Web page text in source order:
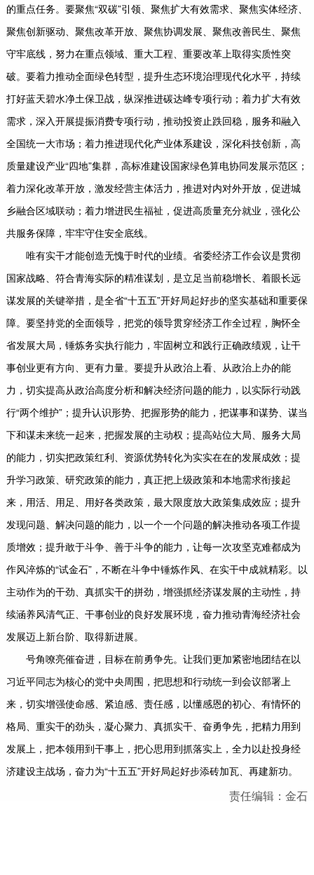
的重点任务。要聚焦“双碳”引领、聚焦扩大有效需求、聚焦实体经济、
聚焦创新驱动、聚焦改革开放、聚焦协调发展、聚焦改善民生、聚焦
守牢底线，努力在重点领域、重大工程、重要改革上取得实质性突
破。要着力推动全面绿色转型，提升生态环境治理现代化水平，持续
打好蓝天碧水净土保卫战，纵深推进碳达峰专项行动；着力扩大有效
需求，深入开展提振消费专项行动，推动投资止跌回稳，服务和融入
全国统一大市场；着力推进现代化产业体系建设，深化科技创新，高
质量建设产业“四地”集群，高标准建设国家绿色算电协同发展示范区；
着力深化改革开放，激发经营主体活力，推进对内对外开放，促进城
乡融合区域联动；着力增进民生福祉，促进高质量充分就业，强化公
共服务保障，牢牢守住安全底线。
唯有实干才能创造无愧于时代的业绩。省委经济工作会议是贯彻
国家战略、符合青海实际的精准谋划，是立足当前稳增长、着眼长远
谋发展的关键举措，是全省“十五五”开好局起好步的坚实基础和重要保
障。要坚持党的全面领导，把党的领导贯穿经济工作全过程，胸怀全
省发展大局，锤炼务实执行能力，牢固树立和践行正确政绩观，让干
事创业更有方向、更有力量。要提升从政治上看、从政治上办的能
力，切实提高从政治高度分析和解决经济问题的能力，以实际行动践
行“两个维护”；提升认识形势、把握形势的能力，把谋事和谋势、谋当
下和谋未来统一起来，把握发展的主动权；提高站位大局、服务大局
的能力，切实把政策红利、资源优势转化为实实在在的发展成效；提
升学习政策、研究政策的能力，真正把上级政策和本地需求衔接起
来，用活、用足、用好各类政策，最大限度放大政策集成效应；提升
发现问题、解决问题的能力，以一个一个问题的解决推动各项工作提
质增效；提升敢于斗争、善于斗争的能力，让每一次攻坚克难都成为
作风淬炼的“试金石”，不断在斗争中锤炼作风、在实干中成就精彩。以
主动作为的干劲、真抓实干的拼劲，增强抓经济谋发展的主动性，持
续涵养风清气正、干事创业的良好发展环境，奋力推动青海经济社会
发展迈上新台阶、取得新进展。
号角嘹亮催奋进，目标在前勇争先。让我们更加紧密地团结在以
习近平同志为核心的党中央周围，把思想和行动统一到会议部署上
来，切实增强使命感、紧迫感、责任感，以懂感恩的初心、有情怀的
格局、重实干的劲头，凝心聚力、真抓实干、奋勇争先，把精力用到
发展上，把本领用到干事上，把心思用到抓落实上，全力以赴投身经
济建设主战场，奋力为“十五五”开好局起好步添砖加瓦、再建新功。
责任编辑：金石